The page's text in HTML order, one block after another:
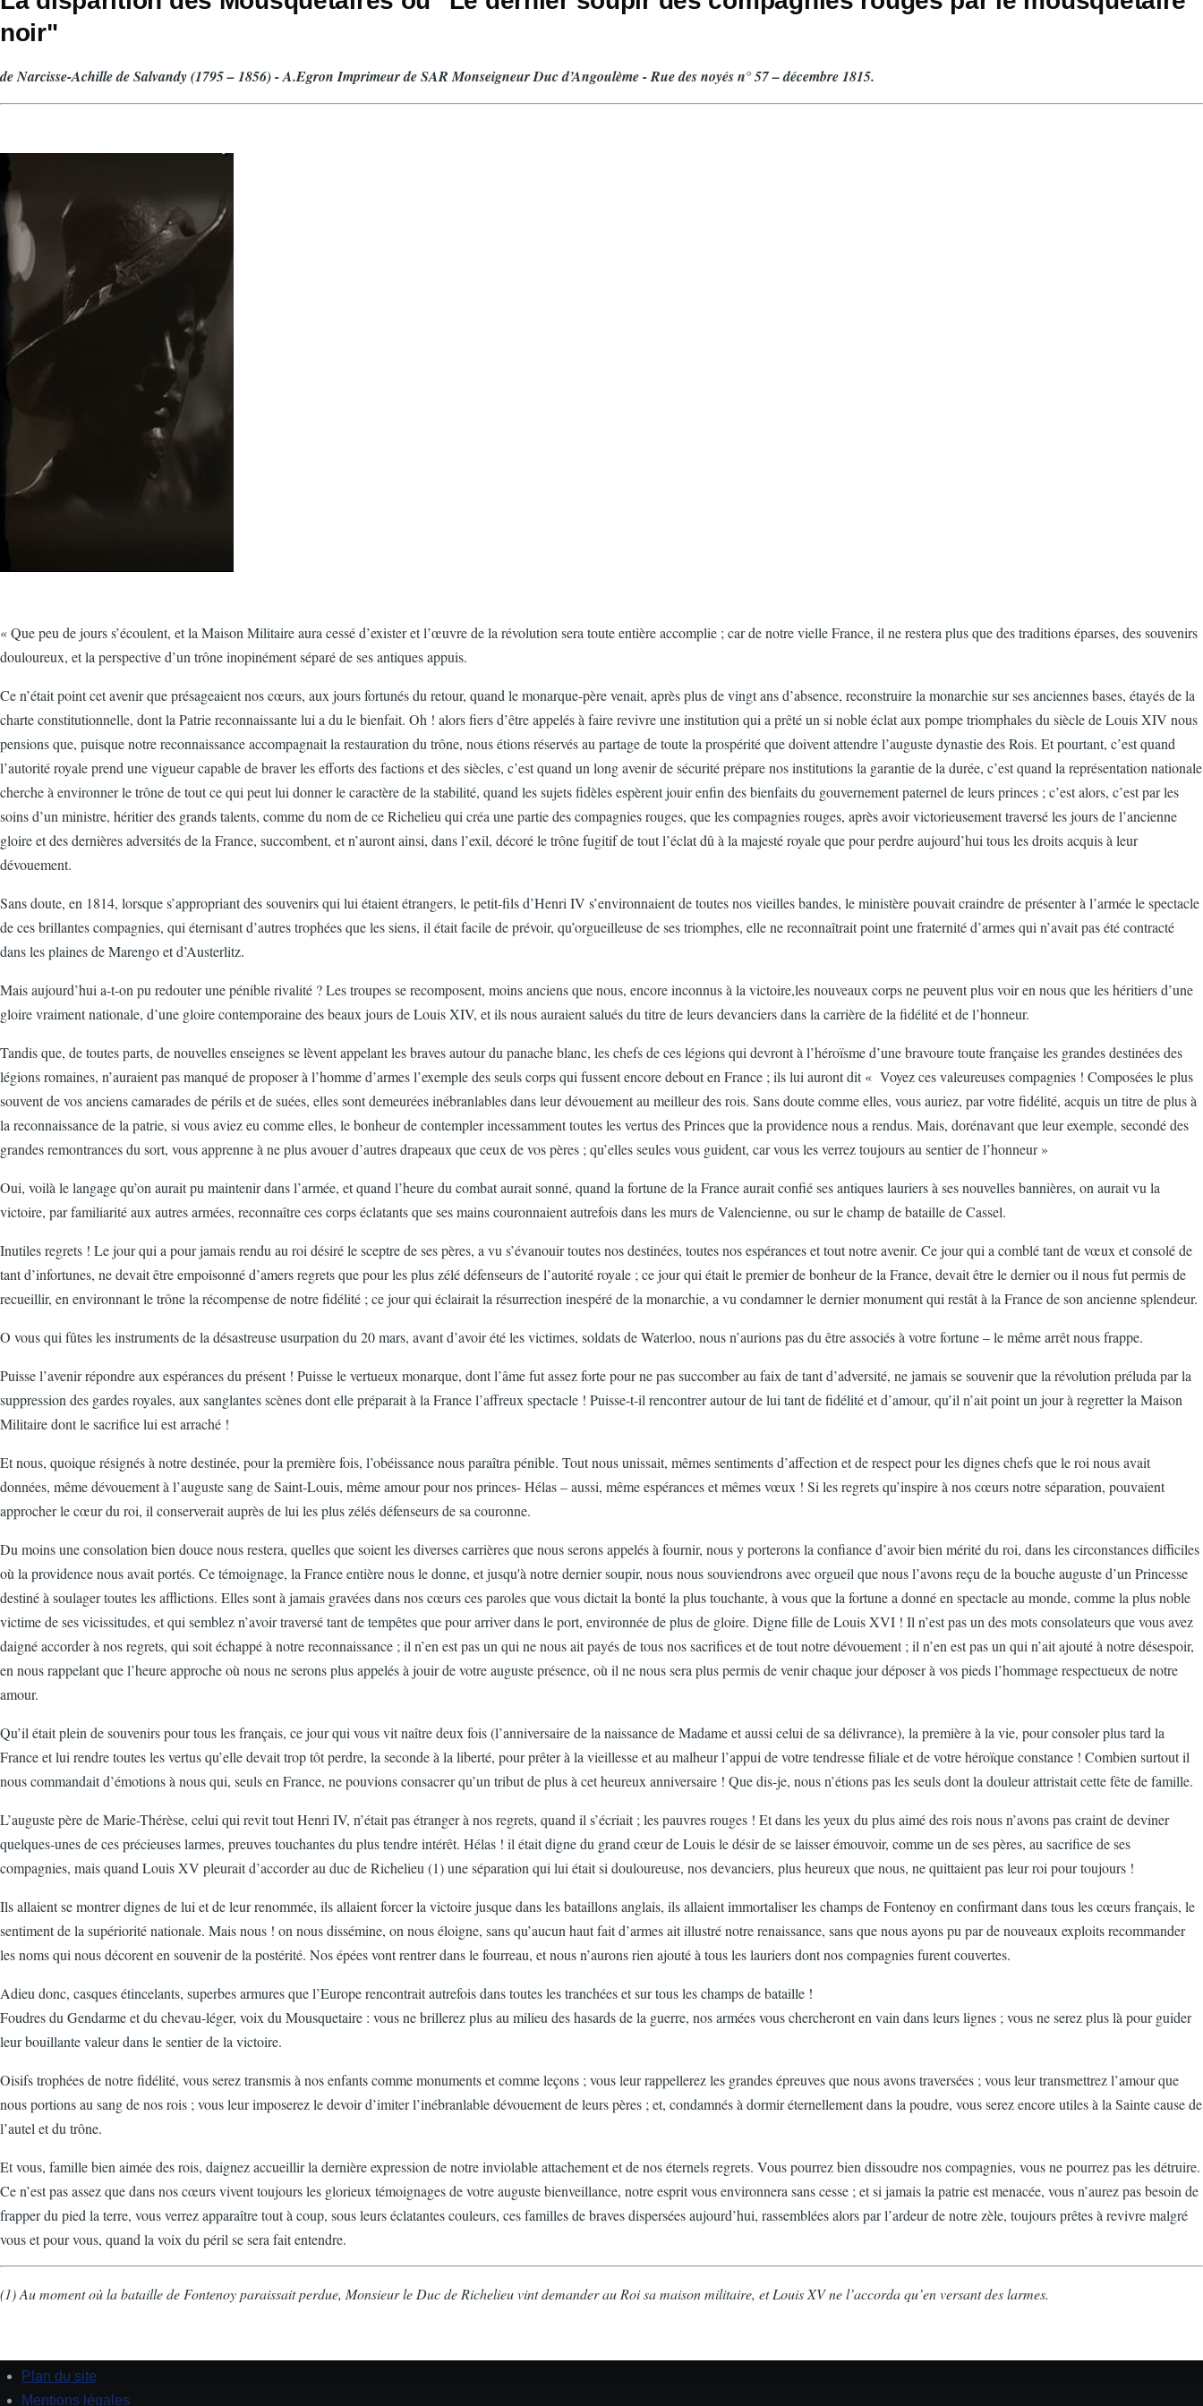
noir"
de Narcisse-Achille de Salvandy (1795 – 1856) - A.Egron Imprimeur de SAR Monseigneur Duc d’Angoulème - Rue des noyés n° 57 – décembre 1815.
« Que peu de jours s’écoulent, et la Maison Militaire aura cessé d’exister et l’œuvre de la révolution sera toute entière accomplie ; car de notre vielle France, il ne restera plus que des traditions éparses, des souvenirs
douloureux, et la perspective d’un trône inopinément séparé de ses antiques appuis.
Ce n’était point cet avenir que présageaient nos cœurs, aux jours fortunés du retour, quand le monarque-père venait, après plus de vingt ans d’absence, reconstruire la monarchie sur ses anciennes bases, étayés de la
charte constitutionnelle, dont la Patrie reconnaissante lui a du le bienfait. Oh ! alors fiers d’être appelés à faire revivre une institution qui a prêté un si noble éclat aux pompe triomphales du siècle de Louis XIV nous
pensions que, puisque notre reconnaissance accompagnait la restauration du trône, nous étions réservés au partage de toute la prospérité que doivent attendre l’auguste dynastie des Rois. Et pourtant, c’est quand
l’autorité royale prend une vigueur capable de braver les efforts des factions et des siècles, c’est quand un long avenir de sécurité prépare nos institutions la garantie de la durée, c’est quand la représentation nationale
cherche à environner le trône de tout ce qui peut lui donner le caractère de la stabilité, quand les sujets fidèles espèrent jouir enfin des bienfaits du gouvernement paternel de leurs princes ; c’est alors, c’est par les
soins d’un ministre, héritier des grands talents, comme du nom de ce Richelieu qui créa une partie des compagnies rouges, que les compagnies rouges, après avoir victorieusement traversé les jours de l’ancienne
gloire et des dernières adversités de la France, succombent, et n’auront ainsi, dans l’exil, décoré le trône fugitif de tout l’éclat dû à la majesté royale que pour perdre aujourd’hui tous les droits acquis à leur
dévouement.
Sans doute, en 1814, lorsque s’appropriant des souvenirs qui lui étaient étrangers, le petit-fils d’Henri IV s’environnaient de toutes nos vieilles bandes, le ministère pouvait craindre de présenter à l’armée le spectacle
de ces brillantes compagnies, qui éternisant d’autres trophées que les siens, il était facile de prévoir, qu’orgueilleuse de ses triomphes, elle ne reconnaîtrait point une fraternité d’armes qui n’avait pas été contracté
dans les plaines de Marengo et d’Austerlitz.
Mais aujourd’hui a-t-on pu redouter une pénible rivalité ? Les troupes se recomposent, moins anciens que nous, encore inconnus à la victoire,les nouveaux corps ne peuvent plus voir en nous que les héritiers d’une
gloire vraiment nationale, d’une gloire contemporaine des beaux jours de Louis XIV, et ils nous auraient salués du titre de leurs devanciers dans la carrière de la fidélité et de l’honneur.
Tandis que, de toutes parts, de nouvelles enseignes se lèvent appelant les braves autour du panache blanc, les chefs de ces légions qui devront à l’héroïsme d’une bravoure toute française les grandes destinées des
légions romaines, n’auraient pas manqué de proposer à l’homme d’armes l’exemple des seuls corps qui fussent encore debout en France ; ils lui auront dit « Voyez ces valeureuses compagnies ! Composées le plus
souvent de vos anciens camarades de périls et de suées, elles sont demeurées inébranlables dans leur dévouement au meilleur des rois. Sans doute comme elles, vous auriez, par votre fidélité, acquis un titre de plus à
la reconnaissance de la patrie, si vous aviez eu comme elles, le bonheur de contempler incessamment toutes les vertus des Princes que la providence nous a rendus. Mais, dorénavant que leur exemple, secondé des
grandes remontrances du sort, vous apprenne à ne plus avouer d’autres drapeaux que ceux de vos pères ; qu’elles seules vous guident, car vous les verrez toujours au sentier de l’honneur »
Oui, voilà le langage qu’on aurait pu maintenir dans l’armée, et quand l’heure du combat aurait sonné, quand la fortune de la France aurait confié ses antiques lauriers à ses nouvelles bannières, on aurait vu la
victoire, par familiarité aux autres armées, reconnaître ces corps éclatants que ses mains couronnaient autrefois dans les murs de Valencienne, ou sur le champ de bataille de Cassel.
Inutiles regrets ! Le jour qui a pour jamais rendu au roi désiré le sceptre de ses pères, a vu s’évanouir toutes nos destinées, toutes nos espérances et tout notre avenir. Ce jour qui a comblé tant de vœux et consolé de
tant d’infortunes, ne devait être empoisonné d’amers regrets que pour les plus zélé défenseurs de l’autorité royale ; ce jour qui était le premier de bonheur de la France, devait être le dernier ou il nous fut permis de
recueillir, en environnant le trône la récompense de notre fidélité ; ce jour qui éclairait la résurrection inespéré de la monarchie, a vu condamner le dernier monument qui restât à la France de son ancienne splendeur.
O vous qui fûtes les instruments de la désastreuse usurpation du 20 mars, avant d’avoir été les victimes, soldats de Waterloo, nous n’aurions pas du être associés à votre fortune – le même arrêt nous frappe.
Puisse l’avenir répondre aux espérances du présent ! Puisse le vertueux monarque, dont l’âme fut assez forte pour ne pas succomber au faix de tant d’adversité, ne jamais se souvenir que la révolution préluda par la
suppression des gardes royales, aux sanglantes scènes dont elle préparait à la France l’affreux spectacle ! Puisse-t-il rencontrer autour de lui tant de fidélité et d’amour, qu’il n’ait point un jour à regretter la Maison
Militaire dont le sacrifice lui est arraché !
Et nous, quoique résignés à notre destinée, pour la première fois, l’obéissance nous paraîtra pénible. Tout nous unissait, mêmes sentiments d’affection et de respect pour les dignes chefs que le roi nous avait
données, même dévouement à l’auguste sang de Saint-Louis, même amour pour nos princes- Hélas – aussi, même espérances et mêmes vœux ! Si les regrets qu’inspire à nos cœurs notre séparation, pouvaient
approcher le cœur du roi, il conserverait auprès de lui les plus zélés défenseurs de sa couronne.
Du moins une consolation bien douce nous restera, quelles que soient les diverses carrières que nous serons appelés à fournir, nous y porterons la confiance d’avoir bien mérité du roi, dans les circonstances difficiles
où la providence nous avait portés. Ce témoignage, la France entière nous le donne, et jusqu'à notre dernier soupir, nous nous souviendrons avec orgueil que nous l’avons reçu de la bouche auguste d’un Princesse
destiné à soulager toutes les afflictions. Elles sont à jamais gravées dans nos cœurs ces paroles que vous dictait la bonté la plus touchante, à vous que la fortune a donné en spectacle au monde, comme la plus noble
victime de ses vicissitudes, et qui semblez n’avoir traversé tant de tempêtes que pour arriver dans le port, environnée de plus de gloire. Digne fille de Louis XVI ! Il n’est pas un des mots consolateurs que vous avez
daigné accorder à nos regrets, qui soit échappé à notre reconnaissance ; il n’en est pas un qui ne nous ait payés de tous nos sacrifices et de tout notre dévouement ; il n’en est pas un qui n’ait ajouté à notre désespoir,
en nous rappelant que l’heure approche où nous ne serons plus appelés à jouir de votre auguste présence, où il ne nous sera plus permis de venir chaque jour déposer à vos pieds l’hommage respectueux de notre
amour.
Qu’il était plein de souvenirs pour tous les français, ce jour qui vous vit naître deux fois (l’anniversaire de la naissance de Madame et aussi celui de sa délivrance), la première à la vie, pour consoler plus tard la
France et lui rendre toutes les vertus qu’elle devait trop tôt perdre, la seconde à la liberté, pour prêter à la vieillesse et au malheur l’appui de votre tendresse filiale et de votre héroïque constance ! Combien surtout il
nous commandait d’émotions à nous qui, seuls en France, ne pouvions consacrer qu’un tribut de plus à cet heureux anniversaire ! Que dis-je, nous n’étions pas les seuls dont la douleur attristait cette fête de famille.
L’auguste père de Marie-Thérèse, celui qui revit tout Henri IV, n’était pas étranger à nos regrets, quand il s’écriait ; les pauvres rouges ! Et dans les yeux du plus aimé des rois nous n’avons pas craint de deviner
quelques-unes de ces précieuses larmes, preuves touchantes du plus tendre intérêt. Hélas ! il était digne du grand cœur de Louis le désir de se laisser émouvoir, comme un de ses pères, au sacrifice de ses
compagnies, mais quand Louis XV pleurait d’accorder au duc de Richelieu (1) une séparation qui lui était si douloureuse, nos devanciers, plus heureux que nous, ne quittaient pas leur roi pour toujours !
Ils allaient se montrer dignes de lui et de leur renommée, ils allaient forcer la victoire jusque dans les bataillons anglais, ils allaient immortaliser les champs de Fontenoy en confirmant dans tous les cœurs français, le
sentiment de la supériorité nationale. Mais nous ! on nous dissémine, on nous éloigne, sans qu’aucun haut fait d’armes ait illustré notre renaissance, sans que nous ayons pu par de nouveaux exploits recommander
les noms qui nous décorent en souvenir de la postérité. Nos épées vont rentrer dans le fourreau, et nous n’aurons rien ajouté à tous les lauriers dont nos compagnies furent couvertes.
Adieu donc, casques étincelants, superbes armures que l’Europe rencontrait autrefois dans toutes les tranchées et sur tous les champs de bataille !
Foudres du Gendarme et du chevau-léger, voix du Mousquetaire : vous ne brillerez plus au milieu des hasards de la guerre, nos armées vous chercheront en vain dans leurs lignes ; vous ne serez plus là pour guider
leur bouillante valeur dans le sentier de la victoire.
Oisifs trophées de notre fidélité, vous serez transmis à nos enfants comme monuments et comme leçons ; vous leur rappellerez les grandes épreuves que nous avons traversées ; vous leur transmettrez l’amour que
nous portions au sang de nos rois ; vous leur imposerez le devoir d’imiter l’inébranlable dévouement de leurs pères ; et, condamnés à dormir éternellement dans la poudre, vous serez encore utiles à la Sainte cause de
l’autel et du trône.
Et vous, famille bien aimée des rois, daignez accueillir la dernière expression de notre inviolable attachement et de nos éternels regrets. Vous pourrez bien dissoudre nos compagnies, vous ne pourrez pas les détruire.
Ce n’est pas assez que dans nos cœurs vivent toujours les glorieux témoignages de votre auguste bienveillance, notre esprit vous environnera sans cesse ; et si jamais la patrie est menacée, vous n’aurez pas besoin de
frapper du pied la terre, vous verrez apparaître tout à coup, sous leurs éclatantes couleurs, ces familles de braves dispersées aujourd’hui, rassemblées alors par l’ardeur de notre zèle, toujours prêtes à revivre malgré
vous et pour vous, quand la voix du péril se sera fait entendre.
(1) Au moment où la bataille de Fontenoy paraissait perdue, Monsieur le Duc de Richelieu vint demander au Roi sa maison militaire, et Louis XV ne l’accorda qu’en versant des larmes.
FooterPlan du site
Mentions légales